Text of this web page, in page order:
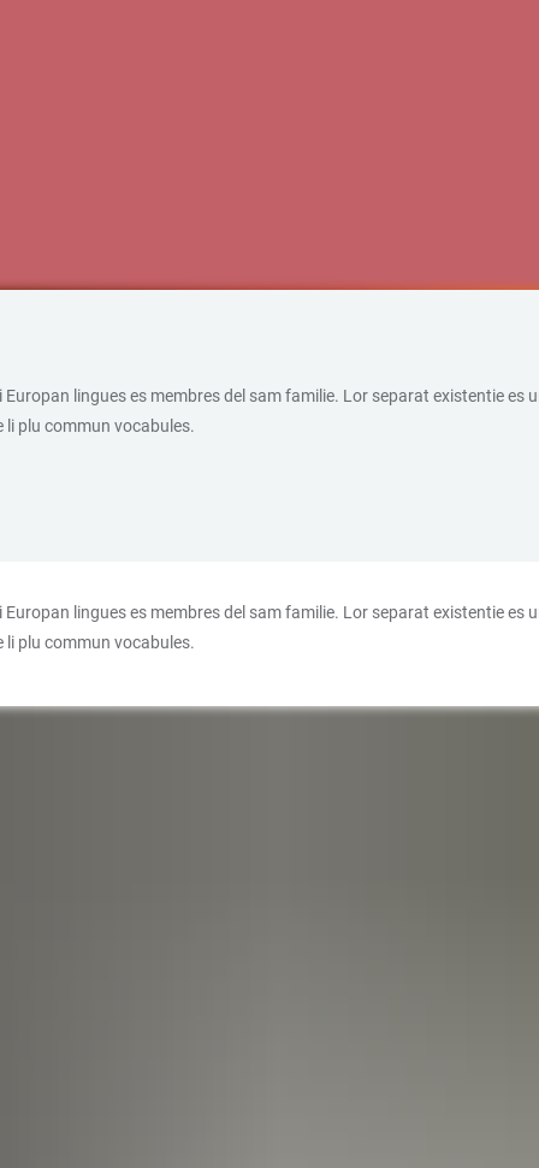
lingues es membres del sam familie. Lor separat existentie
plu commun vocabules.
lingues es membres del sam familie. Lor separat existentie
plu commun vocabules.